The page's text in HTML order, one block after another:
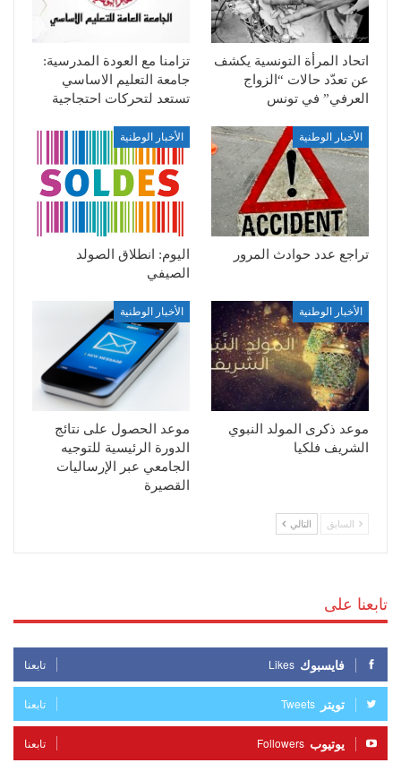
اتحاد المرأة التونسية يكشف
عن تعدّد حالات “الزواج
العرفي” في تونس
تزامنا مع العودة المدرسية:
جامعة التعليم الاساسي
تستعد لتحركات احتجاجية
الأخبار الوطنية
تراجع عدد حوادث المرور
الأخبار الوطنية
اليوم: انطلاق الصولد
الصيفي
الأخبار الوطنية
موعد ذكرى المولد النبوي
الشريف فلكيا
الأخبار الوطنية
موعد الحصول على نتائج
الدورة الرئيسية للتوجيه
الجامعي عبر الإرساليات
القصيرة
السابق التالي
تابعنا على
فايسبوك Likes تابعنا
تويتر Tweets تابعنا
يوتيوب Followers تابعنا